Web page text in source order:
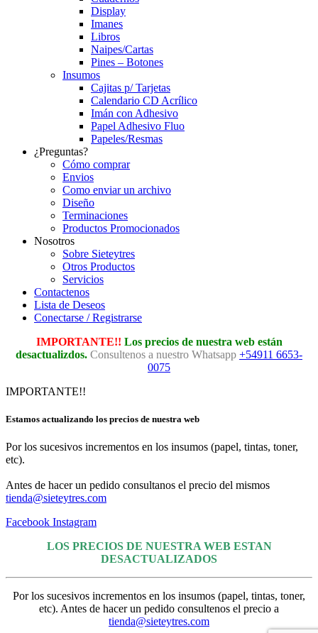
Display
Imanes
Libros
Naipes/Cartas
Pines – Botones
Insumos
Cajitas p/ Tarjetas
Calendario CD Acrílico
Imán con Adhesivo
Papel Adhesivo Fluo
Papeles/Resmas
¿Preguntas?
Cómo comprar
Envios
Como enviar un archivo
Diseño
Terminaciones
Productos Promocionados
Nosotros
Sobre Sieteytres
Otros Productos
Servicios
Contactenos
Lista de Deseos
Conectarse / Registrarse
IMPORTANTE!! Los precios de nuestra web están
desactualizdos. Consultenos a nuestro Whatsapp +54911 6653-
0075
IMPORTANTE!!
Estamos actualizando los precios de nuestra web
Por los sucesivos incrementos en los insumos (papel, tintas, toner,
etc).
Antes de hacer un pedido consultanos el precio del mismos
tienda@sieteytres.com
Facebook Instagram
LOS PRECIOS DE NUESTRA WEB ESTAN
DESACTUALIZADOS
Por los sucesivos incrementos en los insumos (papel, tintas, toner,
etc). Antes de hacer un pedido consultenos el precio a
tienda@sieteytres.com